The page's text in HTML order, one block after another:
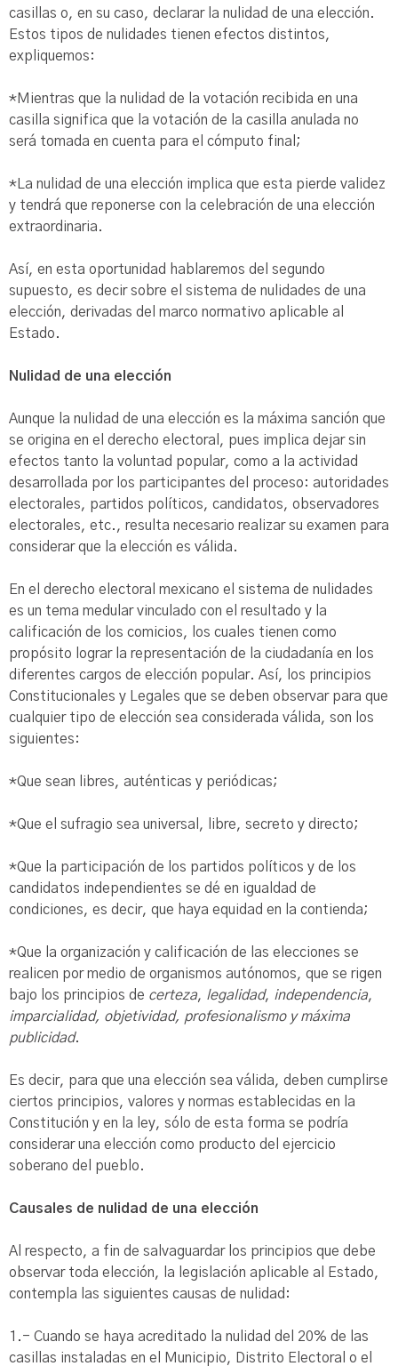
casillas o, en su caso, declarar la nulidad de una elección.
Estos tipos de nulidades tienen efectos distintos,
expliquemos:
*Mientras que la nulidad de la votación recibida en una
casilla significa que la votación de la casilla anulada no
será tomada en cuenta para el cómputo final;
*La nulidad de una elección implica que esta pierde validez
y tendrá que reponerse con la celebración de una elección
extraordinaria.
Así, en esta oportunidad hablaremos del segundo
supuesto, es decir sobre el sistema de nulidades de una
elección, derivadas del marco normativo aplicable al
Estado.
Nulidad de una elección
Aunque la nulidad de una elección es la máxima sanción que
se origina en el derecho electoral, pues implica dejar sin
efectos tanto la voluntad popular, como a la actividad
desarrollada por los participantes del proceso: autoridades
electorales, partidos políticos, candidatos, observadores
electorales, etc., resulta necesario realizar su examen para
considerar que la elección es válida.
En el derecho electoral mexicano el sistema de nulidades
es un tema medular vinculado con el resultado y la
calificación de los comicios, los cuales tienen como
propósito lograr la representación de la ciudadanía en los
diferentes cargos de elección popular. Así, los principios
Constitucionales y Legales que se deben observar para que
cualquier tipo de elección sea considerada válida, son los
siguientes:
*Que sean libres, auténticas y periódicas;
*Que el sufragio sea universal, libre, secreto y directo;
*Que la participación de los partidos políticos y de los
candidatos independientes se dé en igualdad de
condiciones, es decir, que haya equidad en la contienda;
*Que la organización y calificación de las elecciones se
realicen por medio de organismos autónomos, que se rigen
bajo los principios de certeza, legalidad, independencia,
imparcialidad, objetividad, profesionalismo y máxima
publicidad.
Es decir, para que una elección sea válida, deben cumplirse
ciertos principios, valores y normas establecidas en la
Constitución y en la ley, sólo de esta forma se podría
considerar una elección como producto del ejercicio
soberano del pueblo.
Causales de nulidad de una elección
Al respecto, a fin de salvaguardar los principios que debe
observar toda elección, la legislación aplicable al Estado,
contempla las siguientes causas de nulidad:
1.- Cuando se haya acreditado la nulidad del 20% de las
casillas instaladas en el Municipio, Distrito Electoral o el